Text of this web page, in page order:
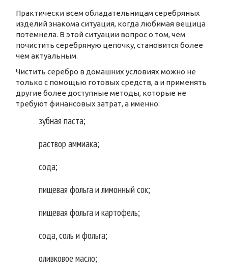
Практически всем обладательницам серебряных
изделий знакома ситуация, когда любимая вещица
потемнела. В этой ситуации вопрос о том, чем
почистить серебряную цепочку, становится более
чем актуальным.
Чистить серебро в домашних условиях можно не
только с помощью готовых средств, а и применять
другие более доступные методы, которые не
требуют финансовых затрат, а именно:
зубная паста;
раствор аммиака;
сода;
пищевая фольга и лимонный сок;
пищевая фольга и картофель;
сода, соль и фольга;
оливковое масло;